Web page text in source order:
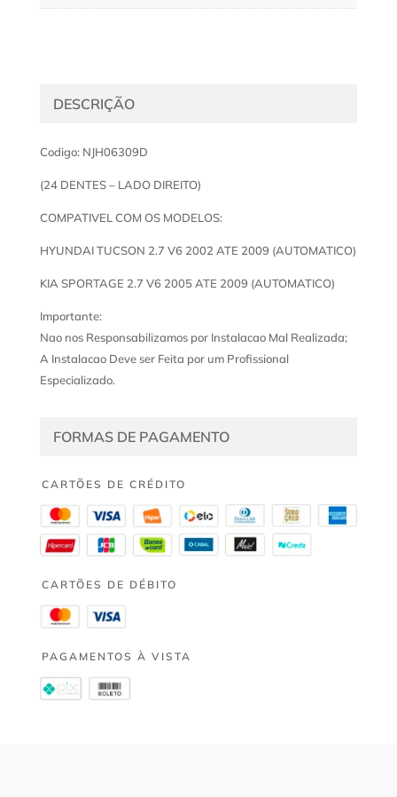
DESCRIÇÃO
Codigo: NJH06309D
(24 DENTES – LADO DIREITO)
COMPATIVEL COM OS MODELOS:
HYUNDAI TUCSON 2.7 V6 2002 ATE 2009 (AUTOMATICO)
KIA SPORTAGE 2.7 V6 2005 ATE 2009 (AUTOMATICO)
Importante:
Nao nos Responsabilizamos por Instalacao Mal Realizada;
A Instalacao Deve ser Feita por um Profissional
Especializado.
FORMAS DE PAGAMENTO
CARTÕES DE CRÉDITO
CARTÕES DE DÉBITO
PAGAMENTOS À VISTA